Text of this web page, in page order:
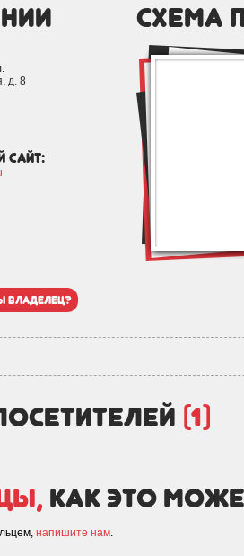
д. 8
сайт:
схема
владелец?
(1)
как это
напишите нам.